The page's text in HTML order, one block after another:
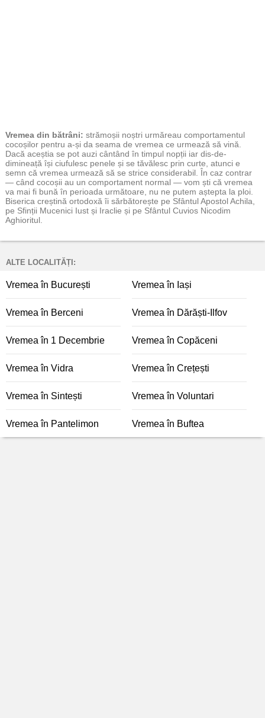
Vremea din bătrâni: strămoșii noștri urmăreau comportamentul
cocoșilor pentru a-și da seama de vremea ce urmează să vină.
Dacă aceștia se pot auzi cântând în timpul nopții iar dis-de-
dimineață își ciufulesc penele și se tăvălesc prin curte, atunci e
semn că vremea urmează să se strice considerabil. În caz contrar
— când cocoșii au un comportament normal — vom ști că vremea
va mai fi bună în perioada următoare, nu ne putem aștepta la ploi.
Biserica creștină ortodoxă îi sărbătorește pe Sfântul Apostol Achila,
pe Sfinții Mucenici Iust și Iraclie și pe Sfântul Cuvios Nicodim
Aghioritul.
ALTE LOCALITĂȚI:
Vremea în București Vremea în Iași
Vremea în Berceni Vremea în Dărăști-Ilfov
Vremea în 1 Decembrie Vremea în Copăceni
Vremea în Vidra Vremea în Crețești
Vremea în Sintești Vremea în Voluntari
Vremea în Pantelimon Vremea în Buftea